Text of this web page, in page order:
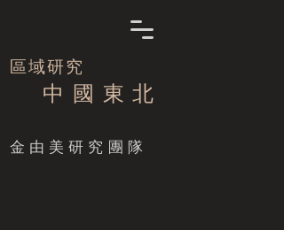
區域研究
中 國 東 北
​金由美研究團隊